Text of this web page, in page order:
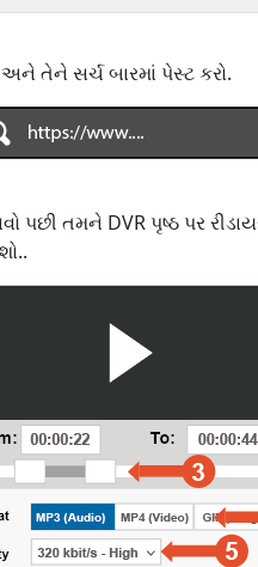
તેને સર્ચ બારમાં પેસ્ટ કરો.
પછી તમને DVR પૃષ્ઠ પર